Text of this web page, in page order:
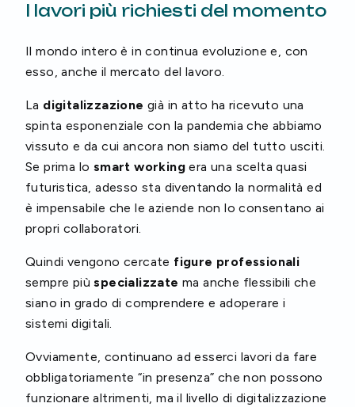
I lavori più richiesti del momento
Il mondo intero è in continua evoluzione e, con
esso, anche il mercato del lavoro.
La digitalizzazione già in atto ha ricevuto una
spinta esponenziale con la pandemia che abbiamo
vissuto e da cui ancora non siamo del tutto usciti.
Se prima lo smart working era una scelta quasi
futuristica, adesso sta diventando la normalità ed
è impensabile che le aziende non lo consentano ai
propri collaboratori.
Quindi vengono cercate figure professionali
sempre piùspecializzate ma anche flessibili che
siano in grado di comprendere e adoperare i
sistemi digitali.
Ovviamente, continuano ad esserci lavori da fare
obbligatoriamente “in presenza” che non possono
funzionare altrimenti, ma il livello di digitalizzazione